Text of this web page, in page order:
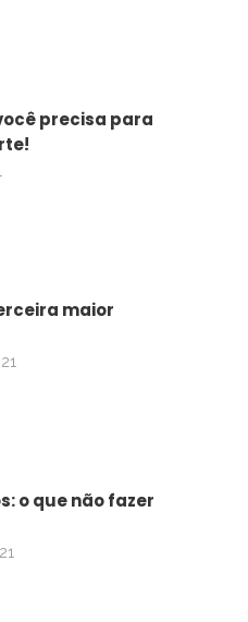
precisa para
maior
o que não fazer